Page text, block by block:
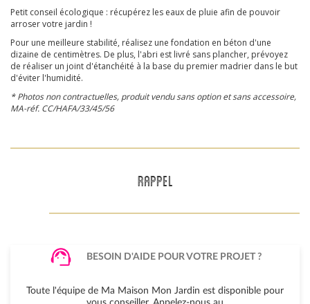
Petit conseil écologique : récupérez les eaux de pluie afin de pouvoir
arroser votre jardin !
Pour une meilleure stabilité, réalisez une fondation en béton d'une
dizaine de centimètres. De plus, l'abri est livré sans plancher, prévoyez
de réaliser un joint d'étanchéité à la base du premier madrier dans le but
d'éviter l'humidité.
* Photos non contractuelles, produit vendu sans option et sans accessoire,
MA-réf. CC/HAFA/33/45/56
RAPPEL
BESOIN D'AIDE POUR VOTRE PROJET ?
Toute l'équipe de Ma Maison Mon Jardin est disponible pour